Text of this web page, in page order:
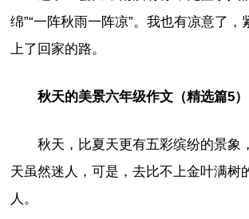
绵”“一阵秋雨一阵凉”。我也有凉意了，
上了回家的路。
秋天的美景六年级作文（精选篇5）
秋天，比夏天更有五彩缤纷的景象
天虽然迷人，可是，去比不上金叶满树
人。